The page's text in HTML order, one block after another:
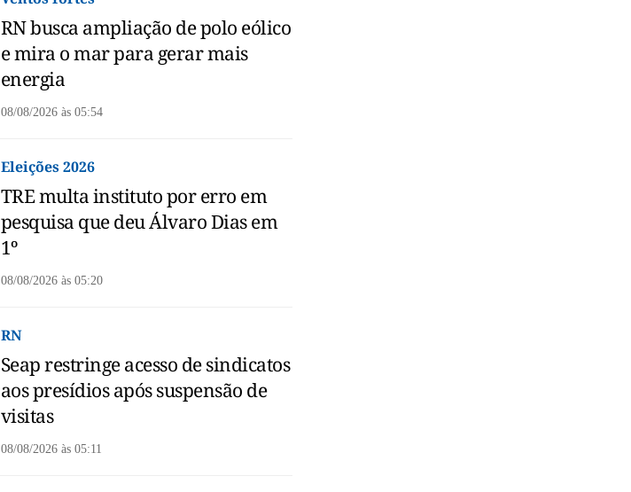
RN busca ampliação de polo eólico
e mira o mar para gerar mais
energia
08/08/2026 às05:54
Eleições 2026
TRE multa instituto por erro em
pesquisa que deu Álvaro Dias em
1º
08/08/2026 às05:20
RN
Seap restringe acesso de sindicatos
aos presídios após suspensão de
visitas
08/08/2026 às05:11